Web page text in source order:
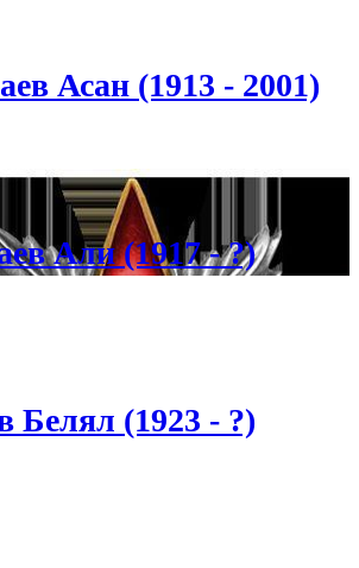
Асан (1913 - 2001)
Али (1917 - ?)
Белял (1923 - ?)